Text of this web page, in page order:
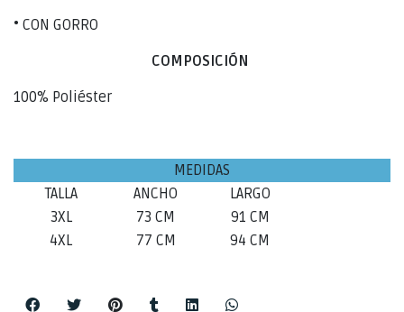
• CON GORRO
COMPOSICIÓN
100% Poliéster
MEDIDAS
TALLA
ANCHO
LARGO
3XL
73 CM
91 CM
4XL
77 CM 94 CM